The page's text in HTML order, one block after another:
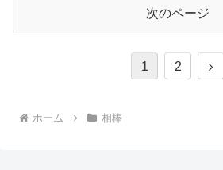
次のページ
1 2
次
ホーム 相棒